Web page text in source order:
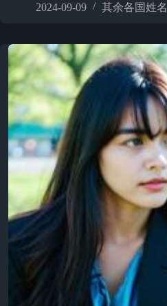
2024-09-09
其余各国姓名